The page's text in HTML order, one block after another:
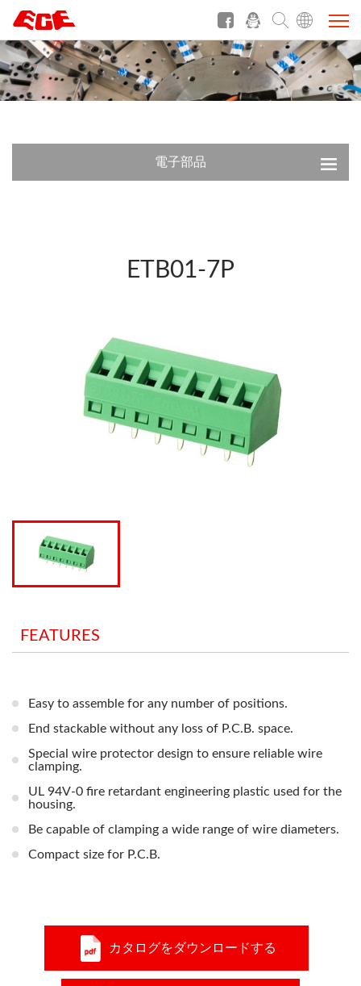
電子部品
ETB01-7P
FEATURES
Easy to assemble for any number of positions.
End stackable without any loss of P.C.B. space.
Special wire protector design to ensure reliable wire
clamping.
UL 94V-0 fire retardant engineering plastic used for the
housing.
Be capable of clamping a wide range of wire diameters.
Compact size for P.C.B.
カタログをダウンロードする